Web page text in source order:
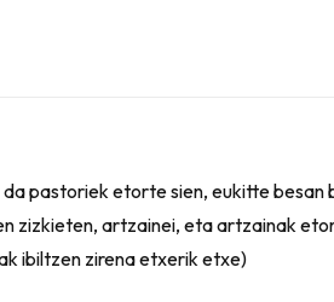
pastoriek etorte sien, eukitte
zizkieten, artzainei, eta artzainak
ibiltzen zirena etxerik etxe)